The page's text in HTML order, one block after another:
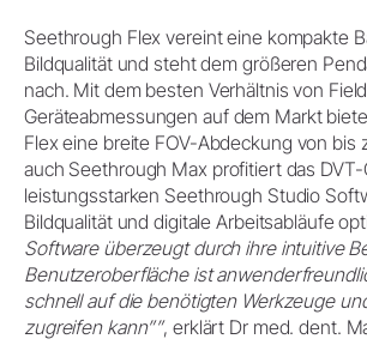
Seethrough Flex vereint eine kompakte
Bildqualität und steht dem größeren
nach. Mit dem besten Verhältnis von
Geräteabmessungen auf dem Markt
Flex eine breite FOV-Abdeckung von bis
auch Seethrough Max profitiert das
leistungsstarken Seethrough Studio
Bildqualität und digitale Arbeitsabläufe
Software überzeugt durch ihre intuitive
Benutzeroberfläche ist
schnell auf die benötigten Werkzeuge
zugreifen kann””, erklärt Dr med. dent.